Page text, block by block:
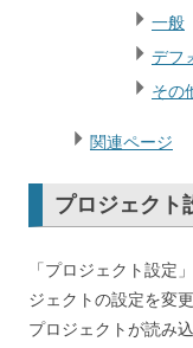
一般
デフ
その
関連ページ
プロジェクト
「プロジェクト設定
ジェクトの設定を変更
プロジェクトが読み